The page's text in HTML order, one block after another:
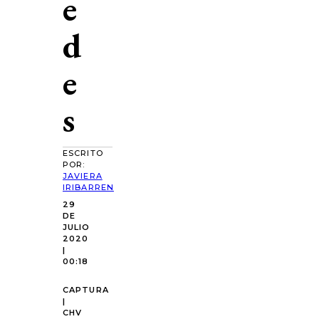
d
e
s
ESCRITO
POR:
JAVIERA
IRIBARREN
29
DE
JULIO
2020
|
00:18
CAPTURA
|
CHV